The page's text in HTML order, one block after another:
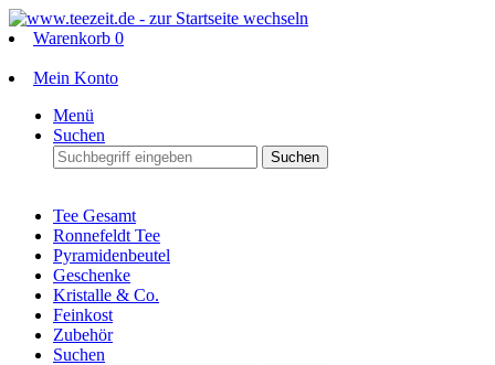
Warenkorb 0
Mein Konto
Menü
Suchen
Suchen
Tee Gesamt
Ronnefeldt Tee
Pyramidenbeutel
Geschenke
Kristalle & Co.
Feinkost
Zubehör
Suchen